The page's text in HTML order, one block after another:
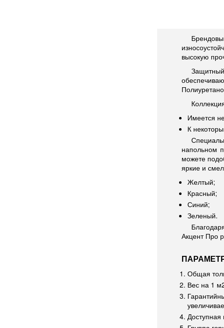
высокую
Имеется
К
напольном
можете
яркие и
Желтый;
Красный;
Синий;
Зеленый.
Акцент Про
Общая
Вес на 1
Доступная